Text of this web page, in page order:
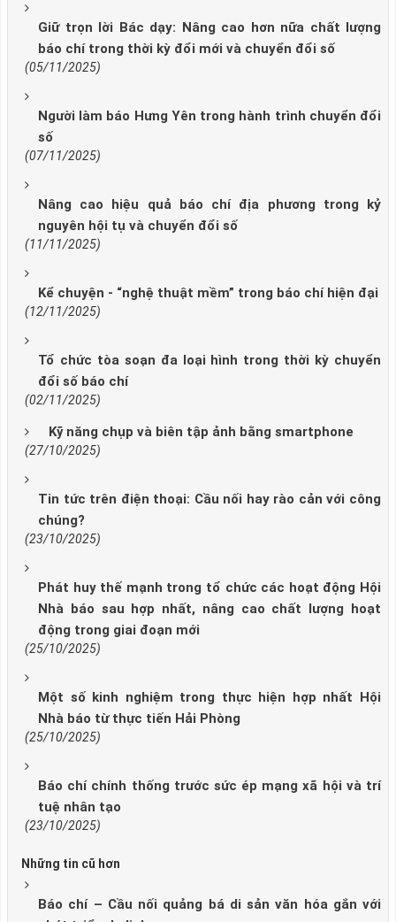
Giữ trọn lời Bác dạy: Nâng cao hơn nữa chất lượng
báo chí trong thời kỳ đổi mới và chuyển đổi số
(05/11/2025)
Người làm báo Hưng Yên trong hành trình chuyển đổi
số
(07/11/2025)
Nâng cao hiệu quả báo chí địa phương trong kỷ
nguyên hội tụ và chuyển đổi số
(11/11/2025)
Kể chuyện - “nghệ thuật mềm” trong báo chí hiện đại
(12/11/2025)
Tổ chức tòa soạn đa loại hình trong thời kỳ chuyển
đổi số báo chí
(02/11/2025)
Kỹ năng chụp và biên tập ảnh bằng smartphone
(27/10/2025)
Tin tức trên điện thoại: Cầu nối hay rào cản với công
chúng?
(23/10/2025)
Phát huy thế mạnh trong tổ chức các hoạt động Hội
Nhà báo sau hợp nhất, nâng cao chất lượng hoạt
động trong giai đoạn mới
(25/10/2025)
Một số kinh nghiệm trong thực hiện hợp nhất Hội
Nhà báo từ thực tiến Hải Phòng
(25/10/2025)
Báo chí chính thống trước sức ép mạng xã hội và trí
tuệ nhân tạo
(23/10/2025)
Những tin cũ hơn
Báo chí – Cầu nối quảng bá di sản văn hóa gắn với